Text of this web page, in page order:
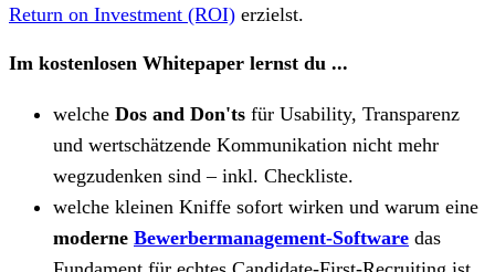
Return on Investment (ROI) erzielst.
Im kostenlosen Whitepaper lernst du ...
welche Dos and Don'ts für Usability, Transparenz
und wertschätzende Kommunikation nicht mehr
wegzudenken sind – inkl. Checkliste.
welche kleinen Kniffe sofort wirken und warum eine
moderne Bewerbermanagement-Software das